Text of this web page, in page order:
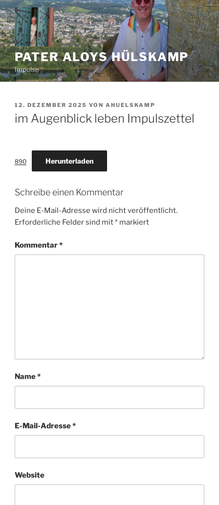
Zum
Inhalt
springen
PATER ALOYS HÜLSKAMP
Impulse
VERÖFFENTLICHT
AM
12. DEZEMBER 2025 VON AHUELSKAMP
im Augenblick leben Impulszettel
890 Herunterladen
Schreibe einen Kommentar
Deine E-Mail-Adresse wird nicht veröffentlicht.
Erforderliche Felder sind mit* markiert
Kommentar*
Name*
E-Mail-Adresse*
Website